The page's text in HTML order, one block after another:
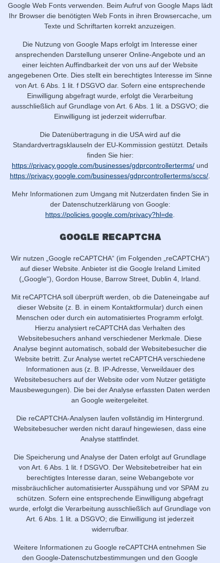
Google Web Fonts verwenden. Beim Aufruf von Google Maps lädt
Ihr Browser die benötigten Web Fonts in ihren Browsercache, um
Texte und Schriftarten korrekt anzuzeigen.
Die Nutzung von Google Maps erfolgt im Interesse einer
ansprechenden Darstellung unserer Online-Angebote und an
einer leichten Auffindbarkeit der von uns auf der Website
angegebenen Orte. Dies stellt ein berechtigtes Interesse im Sinne
von Art. 6 Abs. 1 lit. f DSGVO dar. Sofern eine entsprechende
Einwilligung abgefragt wurde, erfolgt die Verarbeitung
ausschließlich auf Grundlage von Art. 6 Abs. 1 lit. a DSGVO; die
Einwilligung ist jederzeit widerrufbar.
Die Datenübertragung in die USA wird auf die
Standardvertragsklauseln der EU-Kommission gestützt. Details
finden Sie hier:
https://privacy.google.com/businesses/gdprcontrollerterms/ und
https://privacy.google.com/businesses/gdprcontrollerterms/sccs/
Mehr Informationen zum Umgang mit Nutzerdaten finden Sie in
der Datenschutzerklärung von Google:
https://policies.google.com/privacy?hl=de
Google reCAPTCHA
Wir nutzen „Google reCAPTCHA“ (im Folgenden „reCAPTCHA“)
auf dieser Website. Anbieter ist die Google Ireland Limited
(„Google“), Gordon House, Barrow Street, Dublin 4, Irland.
Mit reCAPTCHA soll überprüft werden, ob die Dateneingabe auf
dieser Website (z. B. in einem Kontaktformular) durch einen
Menschen oder durch ein automatisiertes Programm erfolgt.
Hierzu analysiert reCAPTCHA das Verhalten des
Websitebesuchers anhand verschiedener Merkmale. Diese
Analyse beginnt automatisch, sobald der Websitebesucher die
Website betritt. Zur Analyse wertet reCAPTCHA verschiedene
Informationen aus (z. B. IP-Adresse, Verweildauer des
Websitebesuchers auf der Website oder vom Nutzer getätigte
Mausbewegungen). Die bei der Analyse erfassten Daten werden
an Google weitergeleitet.
Die reCAPTCHA-Analysen laufen vollständig im Hintergrund.
Websitebesucher werden nicht darauf hingewiesen, dass eine
Analyse stattfindet.
Die Speicherung und Analyse der Daten erfolgt auf Grundlage
von Art. 6 Abs. 1 lit. f DSGVO. Der Websitebetreiber hat ein
berechtigtes Interesse daran, seine Webangebote vor
missbräuchlicher automatisierter Ausspähung und vor SPAM zu
schützen. Sofern eine entsprechende Einwilligung abgefragt
wurde, erfolgt die Verarbeitung ausschließlich auf Grundlage von
Art. 6 Abs. 1 lit. a DSGVO; die Einwilligung ist jederzeit
widerrufbar.
Weitere Informationen zu Google reCAPTCHA entnehmen Sie
den Google-Datenschutzbestimmungen und den Google